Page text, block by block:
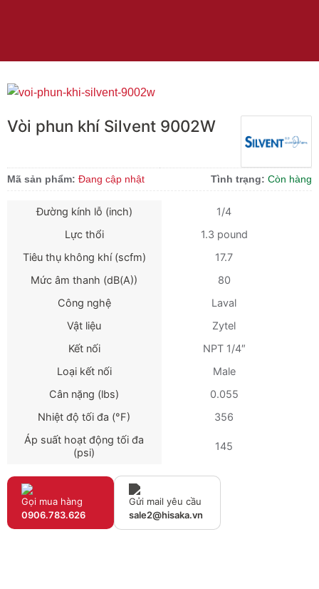
Vòi phun khí Silvent 9002W
Mã sản phẩm: Đang cập nhật Tình trạng: Còn hàng
Đường kính lỗ (inch)
1/4
Lực thổi
1.3 pound
Tiêu thụ không khí (scfm)
17.7
Mức âm thanh (dB(A))
80
Công nghệ
Laval
Vật liệu
Zytel
Kết nối
NPT 1/4″
Loại kết nối
Male
Cân nặng (lbs)
0.055
Nhiệt độ tối đa (°F)
356
Áp suất hoạt động tối đa
(psi)
145
Gọi mua hàng
0906.783.626
Gửi mail yêu cầu
sale2@hisaka.vn